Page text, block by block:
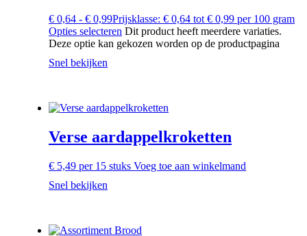
€ 0,64 - € 0,99Prijsklasse: € 0,64 tot € 0,99 per 100 gram
Opties selecteren Dit product heeft meerdere variaties.
Deze optie kan gekozen worden op de productpagina
Snel bekijken
Verse aardappelkroketten
€ 5,49 per 15 stuks Voeg toe aan winkelmand
Snel bekijken